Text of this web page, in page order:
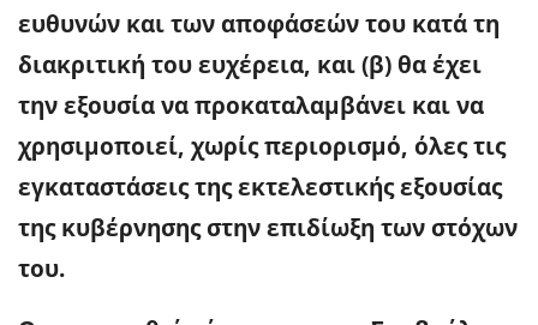
ευθυνών και των αποφάσεών του κατά τη
διακριτική του ευχέρεια, και (β) θα έχει
την εξουσία να προκαταλαμβάνει και να
χρησιμοποιεί, χωρίς περιορισμό, όλες τις
εγκαταστάσεις της εκτελεστικής εξουσίας
της κυβέρνησης στην επιδίωξη των στόχων
του.